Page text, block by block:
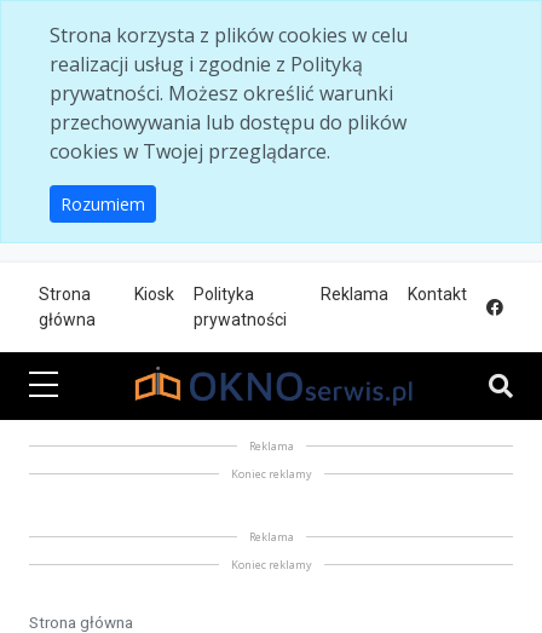
Strona korzysta z plików cookies w celu
realizacji usług i zgodnie z Polityką
prywatności. Możesz określić warunki
przechowywania lub dostępu do plików
cookies w Twojej przeglądarce.
Rozumiem
Strona
główna
Kiosk
Polityka
prywatności
Reklama Kontakt
Reklama
Koniec reklamy
Reklama
Koniec reklamy
Strona główna